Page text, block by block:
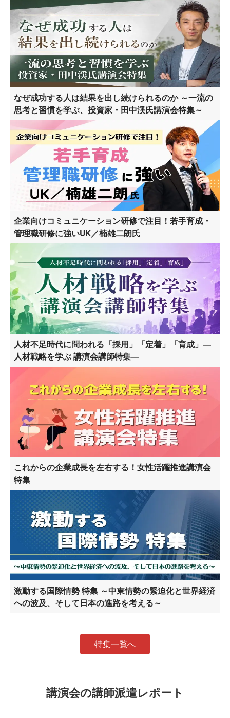
なぜ成功する人は結果を出し続けられるのか ～一流の
思考と習慣を学ぶ、投資家・田中渓氏講演会特集～
企業向けコミュニケーション研修で注目！若手育成・
管理職研修に強いUK／楠雄二朗氏
人材不足時代に問われる「採用」「定着」「育成」―
人材戦略を学ぶ 講演会講師特集―
これからの企業成長を左右する！女性活躍推進講演会
特集
激動する国際情勢 特集 ～中東情勢の緊迫化と世界経済
への波及、そして日本の進路を考える～
特集一覧へ
講演会の講師派遣レポート